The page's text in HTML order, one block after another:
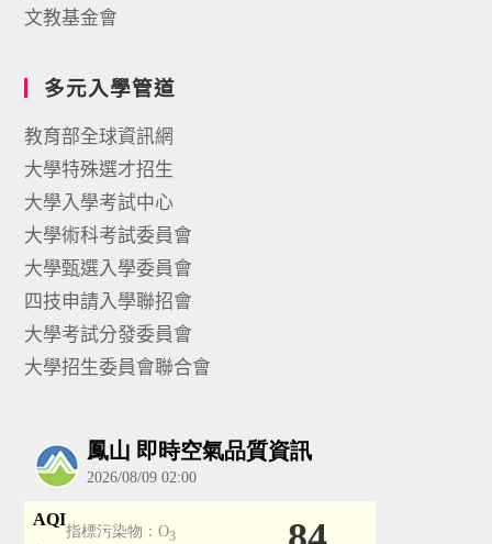
文教基金會
多元入學管道
教育部全球資訊網
大學特殊選才招生
大學入學考試中心
大學術科考試委員會
大學甄選入學委員會
四技申請入學聯招會
大學考試分發委員會
大學招生委員會聯合會